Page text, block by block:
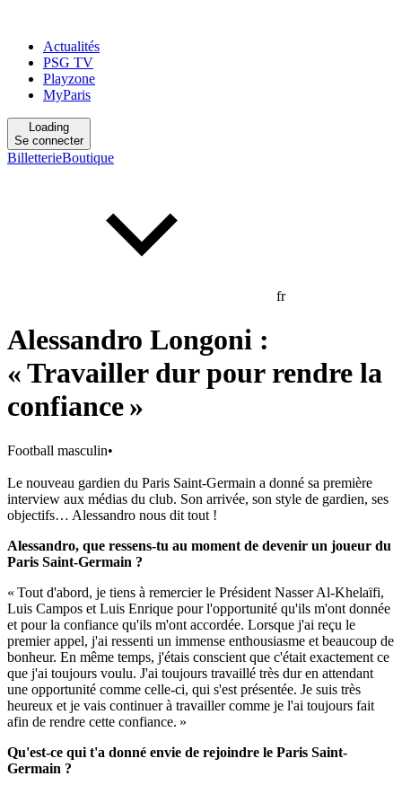
Actualités
PSG TV
Playzone
MyParis
Loading
Se connecter
BilletterieBoutique
fr
Alessandro Longoni :
« Travailler dur pour rendre la
confiance »
Football masculin•
Le nouveau gardien du Paris Saint-Germain a donné sa première
interview aux médias du club. Son arrivée, son style de gardien, ses
objectifs… Alessandro nous dit tout !
Alessandro, que ressens-tu au moment de devenir un joueur du
Paris Saint-Germain ?
« Tout d'abord, je tiens à remercier le Président Nasser Al-Khelaïfi,
Luis Campos et Luis Enrique pour l'opportunité qu'ils m'ont donnée
et pour la confiance qu'ils m'ont accordée. Lorsque j'ai reçu le
premier appel, j'ai ressenti un immense enthousiasme et beaucoup de
bonheur. En même temps, j'étais conscient que c'était exactement ce
que j'ai toujours voulu. J'ai toujours travaillé très dur en attendant
une opportunité comme celle-ci, qui s'est présentée. Je suis très
heureux et je vais continuer à travailler comme je l'ai toujours fait
afin de rendre cette confiance. »
Qu'est-ce qui t'a donné envie de rejoindre le Paris Saint-
Germain ?